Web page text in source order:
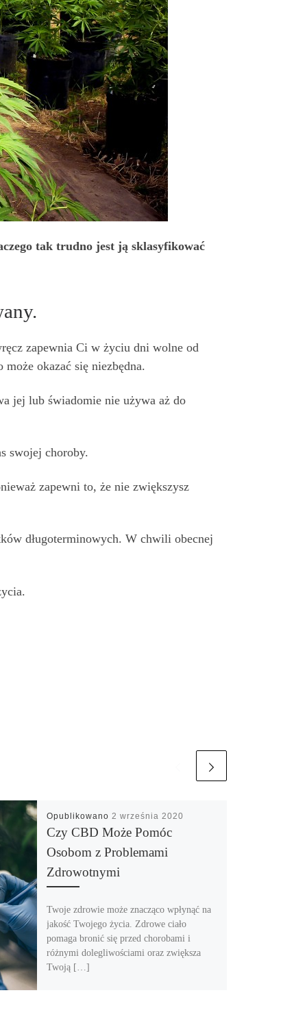
tak trudno jest ją sklasyfikować
zapewnia Ci w życiu dni wolne od
okazać się niezbędna.
jej lub świadomie nie używa aż do
swojej choroby.
zapewni to, że nie zwiększysz
długoterminowych. W chwili obecnej
Opublikowano 2 września 2020
Czy CBD Może Pomóc
Osobom z Problemami
Zdrowotnymi
Twoje zdrowie może znacząco wpłynąć na
jakość Twojego życia. Zdrowe ciało
pomaga bronić się przed chorobami i
różnymi dolegliwościami oraz zwiększa
Twoją […]